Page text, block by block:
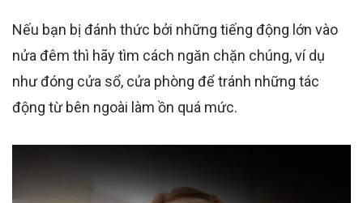
Nếu bạn bị đánh thức bởi những tiếng động lớn vào
nửa đêm thì hãy tìm cách ngăn chặn chúng, ví dụ
như đóng cửa sổ, cửa phòng để tránh những tác
động từ bên ngoài làm ồn quá mức.